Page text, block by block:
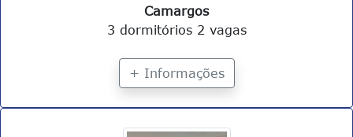
Camargos
3 dormitórios 2 vagas
+ Informações